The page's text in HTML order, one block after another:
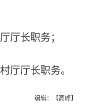
长职务；
厅长职务。
编辑：【高峰】